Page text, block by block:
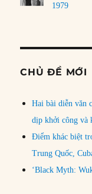
1979
CHỦ ĐỀ MỚI
Hai bài diễn văn
dịp khởi công và
Điểm khác biệt
Trung Quốc,
‘Black Myth: